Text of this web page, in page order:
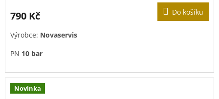
790 Kč Do košíku
Výrobce: Novaservis
PN 10 bar
Novinka